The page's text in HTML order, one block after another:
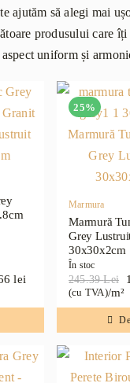
ajutăm să alegi mai
produsului care îți
uniform și
lei
25%
Marmura
Marmură
Grey
30x30x2cm
În stoc
245.39Lei
Prețul
inițial
fost:
245.39 lei.
Prețul
curent
184.04 lei.
(cu TVA)/m²